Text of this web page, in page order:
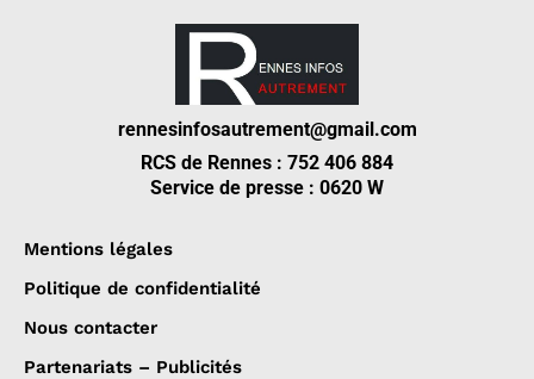
rennesinfosautrement@gmail.com
RCS de Rennes : 752 406 884
Service de presse : 0620 W
Mentions légales
Politique de confidentialité
Nous contacter
Partenariats – Publicités